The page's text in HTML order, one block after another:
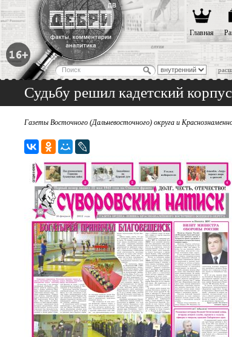
Главная
Судьбу решил кадетский корпус
Газеты Восточного (Дальневосточного) округа и